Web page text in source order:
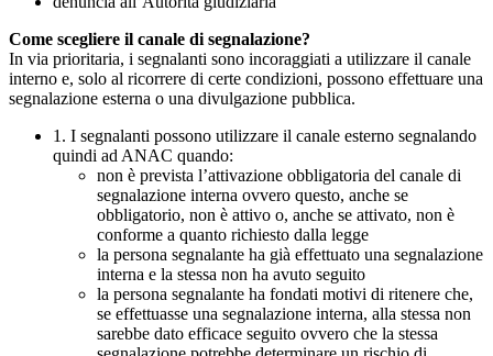
Come scegliere il canale di segnalazione?
In via prioritaria, i segnalanti sono incoraggiati a utilizzare il canale
interno e, solo al ricorrere di certe condizioni, possono effettuare una
segnalazione esterna o una divulgazione pubblica.
1. I segnalanti possono utilizzare il canale esterno segnalando
quindi ad ANAC quando:
non è prevista l’attivazione obbligatoria del canale di
segnalazione interna ovvero questo, anche se
obbligatorio, non è attivo o, anche se attivato, non è
conforme a quanto richiesto dalla legge
la persona segnalante ha già effettuato una segnalazione
interna e la stessa non ha avuto seguito
la persona segnalante ha fondati motivi di ritenere che,
se effettuasse una segnalazione interna, alla stessa non
sarebbe dato efficace seguito ovvero che la stessa